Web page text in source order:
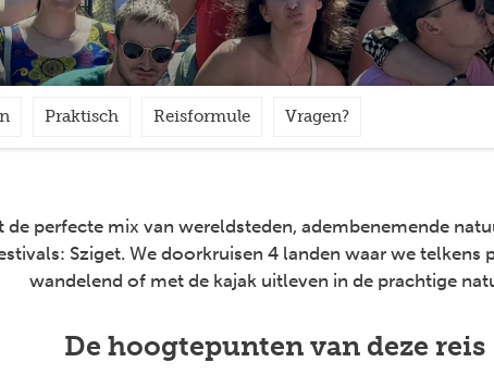
Praktisch Reisformule Vragen?
de perfecte mix van wereldsteden, adembenemende
Sziget. We doorkruisen 4 landen waar we
wandelend of met de kajak uitleven in de prachtige
De hoogtepunten van deze reis